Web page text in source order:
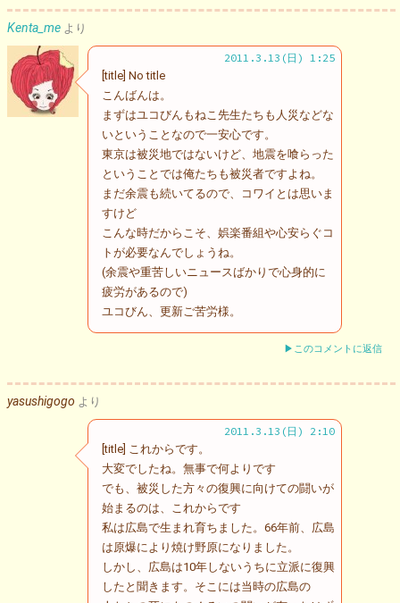
Kenta_me より
2011.3.13(日) 1:25
[title] No title
こんばんは。
まずはユコびんもねこ先生たちも人災などな
いということなので一安心です。
東京は被災地ではないけど、地震を喰らった
ということでは俺たちも被災者ですよね。
まだ余震も続いてるので、コワイとは思いま
すけど
こんな時だからこそ、娯楽番組や心安らぐコ
トが必要なんでしょうね。
(余震や重苦しいニュースばかりで心身的に
疲労があるので)
ユコびん、更新ご苦労様。
▶このコメントに返信
yasushigogo より
2011.3.13(日) 2:10
[title] これからです。
大変でしたね。無事で何よりです
でも、被災した方々の復興に向けての闘いが
始まるのは、これからです
私は広島で生まれ育ちました。66年前、広島
は原爆により焼け野原になりました。
しかし、広島は10年しないうちに立派に復興
したと聞きます。そこには当時の広島の